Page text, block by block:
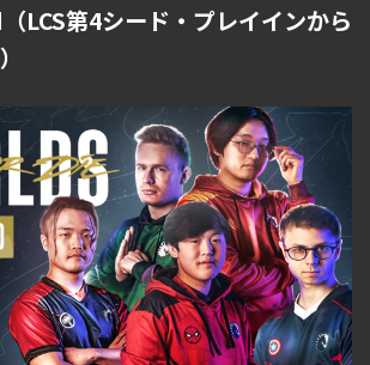
LCS第4シード・プレイインから